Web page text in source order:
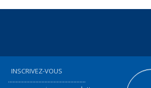
INSCRIVEZ-VOUS
...................................................